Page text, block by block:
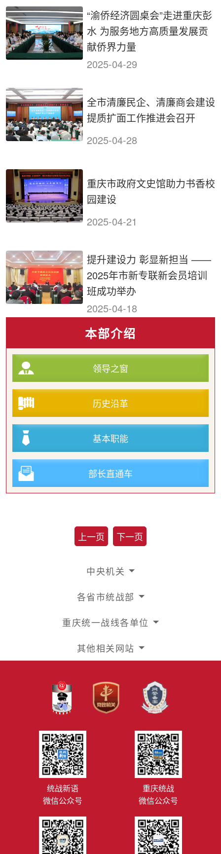
“渝侨经济圆桌会”走进重庆彭
水 为服务地方高质量发展贡
献侨界力量
2025-04-29
全市清廉民企、清廉商会建设
提质扩面工作推进会召开
2025-04-28
重庆市政府文史馆助力书香校
园建设
2025-04-21
提升建设力 彰显新担当 ——
2025年市新专联新会员培训
班成功举办
2025-04-18
本部介绍
领导之窗
历史沿革
基本职能
部长直通车
上一页 下一页
中央机关
各省市统战部
重庆统一战线各单位
其他相关网站
统战新语
微信公众号
重庆统战
微信公众号